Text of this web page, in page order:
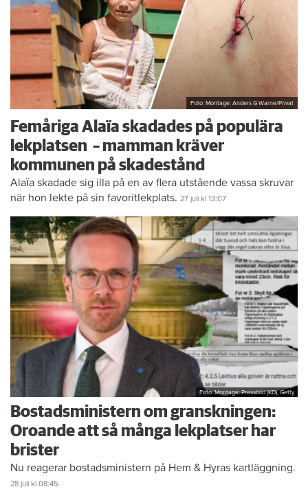
Foto: Montage: Anders G Warne/Privat
Femåriga Alaïa skadades på populära
lekplatsen – mamman kräver
kommunen på skadestånd
Alaïa skadade sig illa på en av flera utstående vassa skruvar
när hon lekte på sin favoritlekplats. 27 juli kl 13:07
Foto: Montage: Pressbild (KD), Getty
Bostadsministern om granskningen:
Oroande att så många lekplatser har
brister
Nu reagerar bostadsministern på Hem & Hyras kartläggning.
28 juli kl 08:45